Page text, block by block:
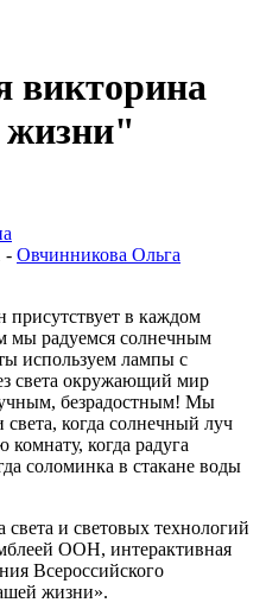
викторина
- Овчинникова Ольга
присутствует в каждом
мы радуемся солнечным
используем лампы с
света окружающий мир
безрадостным! Мы
когда солнечный луч
когда радуга
соломинка в стакане воды
и световых технологий
ООН, интерактивная
Всероссийского
жизни».